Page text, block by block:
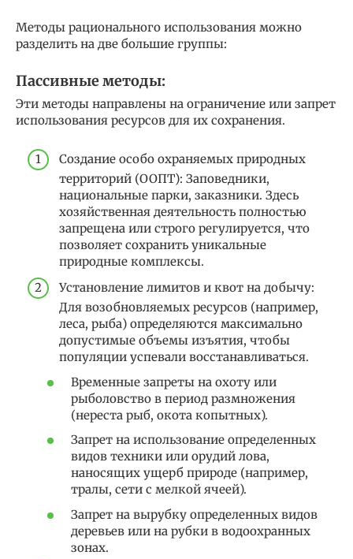
Методы рационального использования можно
разделить на две большие группы:
Пассивные методы:
Эти методы направлены на ограничение или запрет
использования ресурсов для их сохранения.
Создание особо охраняемых природных
территорий (ООПТ): Заповедники,
национальные парки, заказники. Здесь
хозяйственная деятельность полностью
запрещена или строго регулируется, что
позволяет сохранить уникальные
природные комплексы.
Установление лимитов и квот на добычу:
Для возобновляемых ресурсов (например,
леса, рыба) определяются максимально
допустимые объемы изъятия, чтобы
популяции успевали восстанавливаться.
Временные запреты на охоту или
рыболовство в период размножения
(нереста рыб, окота копытных).
Запрет на использование определенных
видов техники или орудий лова,
наносящих ущерб природе (например,
тралы, сети с мелкой ячеей).
Запрет на вырубку определенных видов
деревьев или на рубки в водоохранных
зонах.